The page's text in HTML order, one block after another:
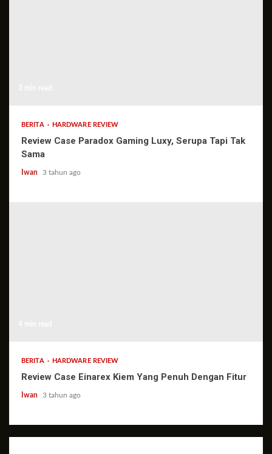
BERITA HARDWARE REVIEW
Review Case Paradox Gaming Luxy, Serupa Tapi Tak
Sama
Iwan 3 tahun ago
BERITA HARDWARE REVIEW
Review Case Einarex Kiem Yang Penuh Dengan Fitur
Iwan 3 tahun ago